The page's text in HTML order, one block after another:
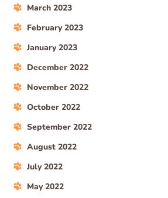
March 2023
February 2023
January 2023
December 2022
November 2022
October 2022
September 2022
August 2022
July 2022
May 2022